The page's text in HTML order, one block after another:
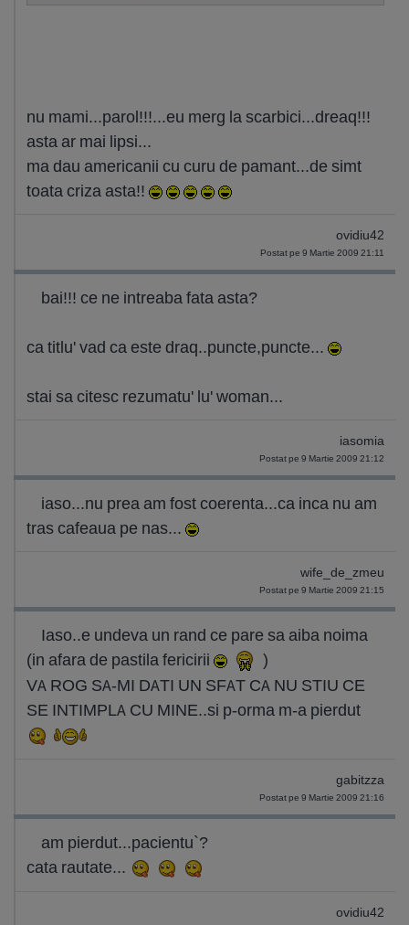
nu mami...parol!!!...eu merg la scarbici...dreaq!!!
asta ar mai lipsi...
ma dau americanii cu curu de pamant...de simt
toata criza asta!!
ovidiu42
Postat pe 9 Martie 2009 21:11
bai!!! ce ne intreaba fata asta?
ca titlu' vad ca este draq..puncte,puncte...
stai sa citesc rezumatu' lu' woman...
iasomia
Postat pe 9 Martie 2009 21:12
iaso...nu prea am fost coerenta...ca inca nu am
tras cafeaua pe nas...
wife_de_zmeu
Postat pe 9 Martie 2009 21:15
Iaso..e undeva un rand ce pare sa aiba noima
(in afara de pastila fericirii
)
VA ROG SA-MI DATI UN SFAT CA NU STIU CE
SE INTIMPLA CU MINE..si p-orma m-a pierdut
gabitzza
Postat pe 9 Martie 2009 21:16
am pierdut...pacientu`?
cata rautate...
ovidiu42